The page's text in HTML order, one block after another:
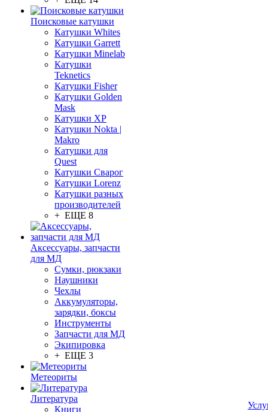
Поисковые катушки
Катушки Whites
Катушки Garrett
Катушки Minelab
Катушки
Teknetics
Катушки Fisher
Катушки Golden
Mask
Катушки XP
Катушки Nokta |
Makro
Катушки для
Quest
Катушки Сварог
Катушки Lorenz
Катушки разных
производителей
+ ЕЩЕ 8
Аксессуары, запчасти
для МД
Сумки, рюкзаки
Наушники
Чехлы
Аккумуляторы,
зарядки, боксы
Инструменты
Запчасти для МД
Экипировка
+ ЕЩЕ 3
Метеориты
Литература
Книги